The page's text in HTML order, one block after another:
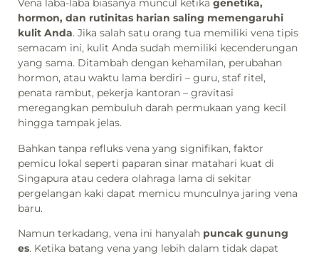
Vena laba-laba biasanya muncul ketika genetika,
hormon, dan rutinitas harian saling memengaruhi
kulit Anda. Jika salah satu orang tua memiliki vena tipis
semacam ini, kulit Anda sudah memiliki kecenderungan
yang sama. Ditambah dengan kehamilan, perubahan
hormon, atau waktu lama berdiri – guru, staf ritel,
penata rambut, pekerja kantoran – gravitasi
meregangkan pembuluh darah permukaan yang kecil
hingga tampak jelas.
Bahkan tanpa refluks vena yang signifikan, faktor
pemicu lokal seperti paparan sinar matahari kuat di
Singapura atau cedera olahraga lama di sekitar
pergelangan kaki dapat memicu munculnya jaring vena
baru.
Namun terkadang, vena ini hanyalah puncak gunung
es. Ketika batang vena yang lebih dalam tidak dapat